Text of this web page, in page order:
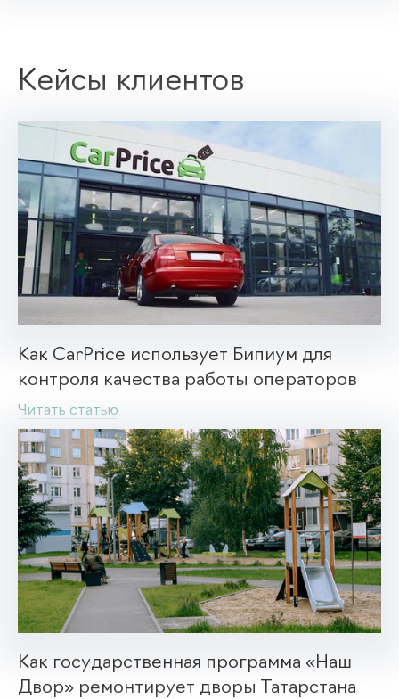
Кейсы клиентов
Как CarPrice использует Бипиум для
контроля качества работы операторов
Читать статью
Как государственная программа «Наш
Двор» ремонтирует дворы Татарстана